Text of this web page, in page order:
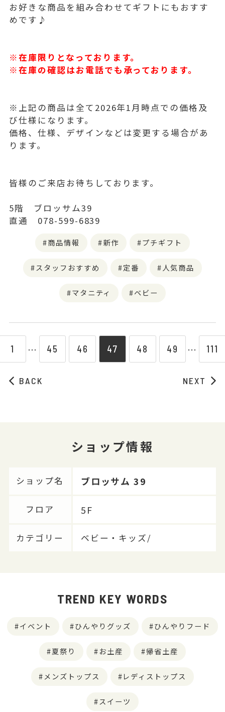
お好きな商品を組み合わせてギフトにもおすす
めです♪
※在庫限りとなっております。
※在庫の確認はお電話でも承っております。
※上記の商品は全て2026年1月時点での価格及
び仕様になります。
価格、仕様、デザインなどは変更する場合があ
ります。
皆様のご来店お待ちしております。
5階 ブロッサム39
直通 078-599-6839
商品情報 新作 プチギフト
スタッフおすすめ 定番 人気商品
マタニティ ベビー
BACK
1 ⋯ 45 46 47 48 49 ⋯ 111
NEXT
ショップ情報
ショップ名 ブロッサム 39
フロア 5F
カテゴリー ベビー・キッズ/
TREND KEY WORDS
イベント ひんやりグッズ ひんやりフード
夏祭り お土産 帰省土産
メンズトップス レディストップス
スイーツ